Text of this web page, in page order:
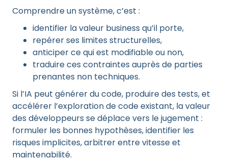
Comprendre un système, c’est :
identifier la valeur business qu’il porte,
repérer ses limites structurelles,
anticiper ce qui est modifiable ou non,
traduire ces contraintes auprès de parties
prenantes non techniques.
Si l’IA peut générer du code, produire des tests, et
accélérer l’exploration de code existant, la valeur
des développeurs se déplace vers le jugement :
formuler les bonnes hypothèses, identifier les
risques implicites, arbitrer entre vitesse et
maintenabilité.